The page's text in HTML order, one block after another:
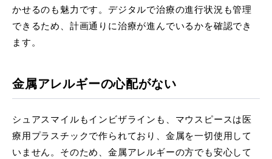
かせるのも魅力です。デジタルで治療の進行状況も管理
できるため、計画通りに治療が進んでいるかを確認でき
ます。
金属アレルギーの心配がない
シュアスマイルもインビザラインも、マウスピースは医
療用プラスチックで作られており、金属を一切使用して
いません。そのため、金属アレルギーの方でも安心して